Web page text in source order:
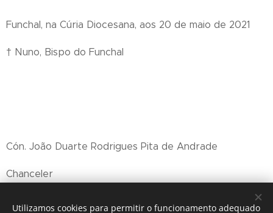
Funchal, na Cúria Diocesana, aos 20 de maio de 2021
† Nuno, Bispo do Funchal
Cón. João Duarte Rodrigues Pita de Andrade
Chanceler
Utilizamos cookies para permitir o funcionamento adequado